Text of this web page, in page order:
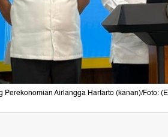
Perekonomian Airlangga Hartarto (kanan)/Foto: